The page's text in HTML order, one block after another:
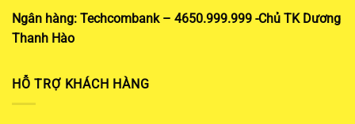
Ngân hàng: Techcombank – 4650.999.999 -Chủ TK Dương
Thanh Hào
HỖ TRỢ KHÁCH HÀNG